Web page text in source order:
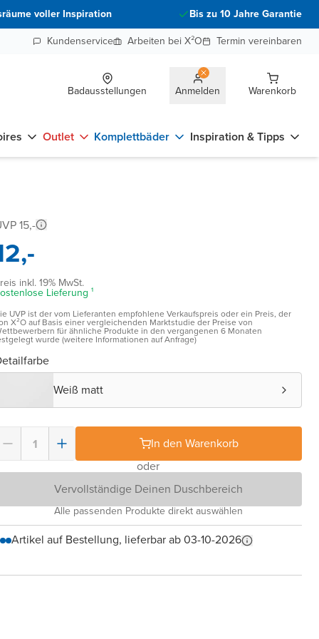
voller Inspiration
Bis zu 10 Jahre Garantie
Kundenservice
Arbeiten bei X²O Termin vereinbaren
Badausstellungen Anmelden Warenkorb
Outlet Komplettbäder Inspiration & Tipps
15,-
inkl. 19% MwSt.
Lieferung ¹
UVP ist der vom Lieferanten empfohlene Verkaufspreis oder ein Preis, der
X²O auf Basis einer vergleichenden Marktstudie der Preise von
für ähnliche Produkte in den vergangenen 6 Monaten
wurde (weitere Informationen auf Anfrage)
Weiß matt
In den Warenkorb
oder
Vervollständige Deinen Duschbereich
Alle passenden Produkte direkt auswählen
Artikel auf Bestellung, lieferbar ab 03-10-2026